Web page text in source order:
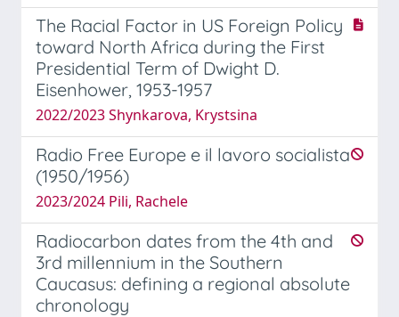
The Racial Factor in US Foreign Policy
toward North Africa during the First
Presidential Term of Dwight D.
Eisenhower, 1953-1957
2022/2023 Shynkarova, Krystsina
Radio Free Europe e il lavoro socialista
(1950/1956)
2023/2024 Pili, Rachele
Radiocarbon dates from the 4th and
3rd millennium in the Southern
Caucasus: defining a regional absolute
chronology